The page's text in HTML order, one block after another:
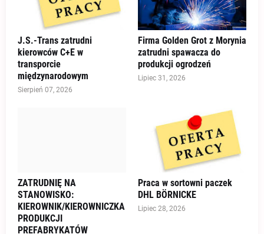
J.S.-Trans zatrudni
kierowców C+E w
transporcie
międzynarodowym
Sierpień 07, 2026
Firma Golden Grot z Morynia
zatrudni spawacza do
produkcji ogrodzeń
Lipiec 31, 2026
ZATRUDNIĘ NA
STANOWISKO:
KIEROWNIK/KIEROWNICZKA
PRODUKCJI
PREFABRYKATÓW
Praca w sortowni paczek
DHL BÖRNICKE
Lipiec 28, 2026